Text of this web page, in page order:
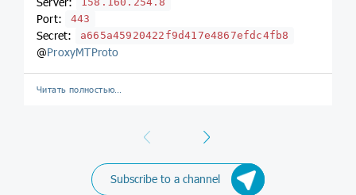
158.160.254.8
Port: 443
Secret: a665a45920422f9d417e4867efdc4fb8
@ProxyMTProto
Читать полностью…
PreviousNext
Subscribe to a channel